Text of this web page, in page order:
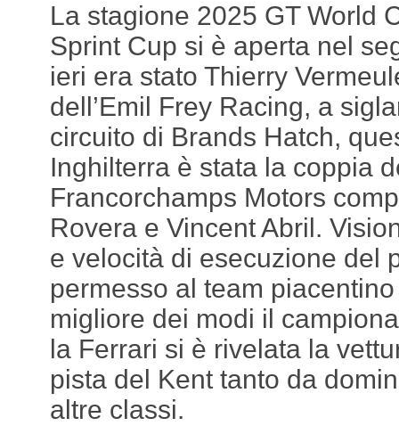
La stagione 2025 GT World
Sprint Cup si è aperta nel
ieri era stato Thierry
dell’Emil Frey Racing, a
circuito di Brands Hatch,
Inghilterra è stata la coppia
Francorchamps Motors
Rovera e Vincent Abril.
e velocità di esecuzione del
permesso al team
migliore dei modi il
la Ferrari si è rivelata la
pista del Kent tanto da
altre classi.